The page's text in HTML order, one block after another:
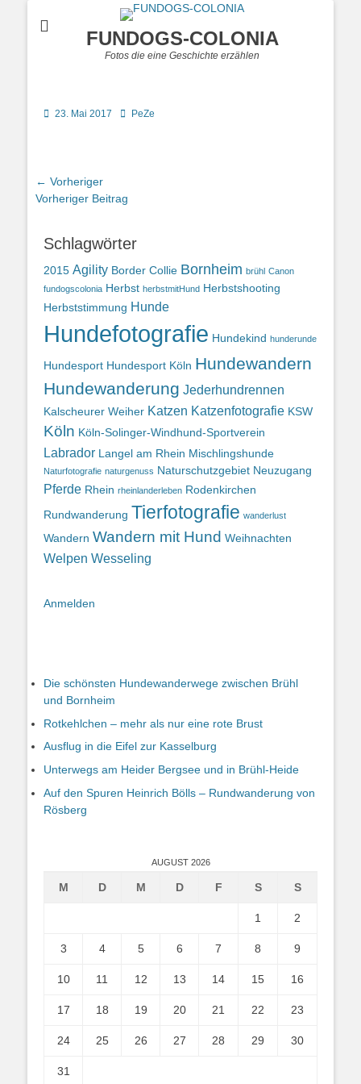
FUNDOGS-COLONIA
Fotos die eine Geschichte erzählen
Posted
23. Mai 2017 AutorPeZe
Beitragsnavigation
← Vorheriger
Vorheriger
Vorheriger Beitrag
Schlagwörter
2015 Agility Border Collie Bornheim brühl Canon
fundogscolonia Herbst herbstmitHund Herbstshooting
Herbststimmung Hunde
Hundefotografie Hundekind hunderunde
Hundesport Hundesport Köln Hundewandern
Hundewanderung Jederhundrennen
Kalscheurer Weiher Katzen Katzenfotografie KSW
Köln Köln-Solinger-Windhund-Sportverein
Labrador Langel am Rhein Mischlingshunde
Naturfotografie naturgenuss Naturschutzgebiet Neuzugang
Pferde Rhein rheinlanderleben Rodenkirchen
Rundwanderung Tierfotografie wanderlust
Wandern Wandern mit Hund Weihnachten
Welpen Wesseling
Anmelden
Die schönsten Hundewanderwege zwischen Brühl
und Bornheim
Rotkehlchen – mehr als nur eine rote Brust
Ausflug in die Eifel zur Kasselburg
Unterwegs am Heider Bergsee und in Brühl-Heide
Auf den Spuren Heinrich Bölls – Rundwanderung von
Rösberg
AUGUST 2026
M D M D F S S
1 2
3 4 5 6 7 8 9
10 11 12 13 14 15 16
17 18 19 20 21 22 23
24 25 26 27 28 29 30
31